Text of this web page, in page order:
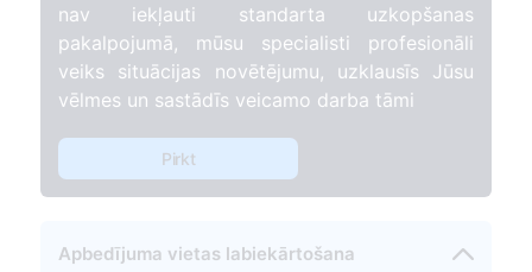
nav iekļauti standarta uzkopšanas
pakalpojumā, mūsu specialisti profesionāli
veiks situācijas novētējumu, uzklausīs Jūsu
vēlmes un sastādīs veicamo darba tāmi
Pirkt
Apbedījuma vietas labiekārtošana